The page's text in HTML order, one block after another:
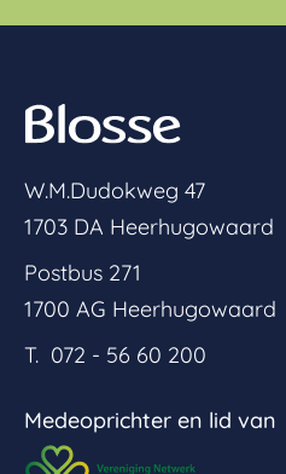
W.M.Dudokweg 47
1703 DA Heerhugowaard
Postbus 271
1700 AG Heerhugowaard
T. 072 - 56 60 200
Medeoprichter en lid van